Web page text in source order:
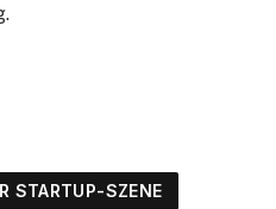
STARTUP-SZENE